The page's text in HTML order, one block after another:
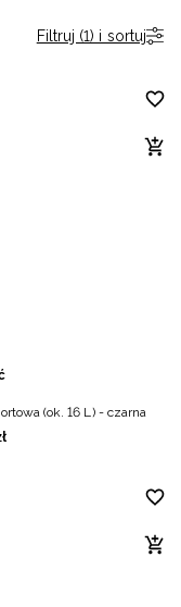
Filtruj (1) i sortuj
(ok. 16 L) - czarna